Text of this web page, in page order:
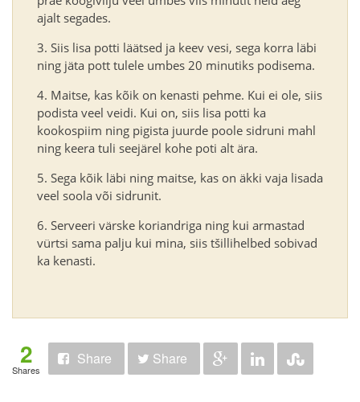
ajalt segades.
Siis lisa potti läätsed ja keev vesi, sega korra läbi
ning jäta pott tulele umbes 20 minutiks podisema.
Maitse, kas kõik on kenasti pehme. Kui ei ole, siis
podista veel veidi. Kui on, siis lisa potti ka
kookospiim ning pigista juurde poole sidruni mahl
ning keera tuli seejärel kohe poti alt ära.
Sega kõik läbi ning maitse, kas on äkki vaja lisada
veel soola või sidrunit.
Serveeri värske koriandriga ning kui armastad
vürtsi sama palju kui mina, siis tšillihelbed sobivad
ka kenasti.
2
Shares
Share Share